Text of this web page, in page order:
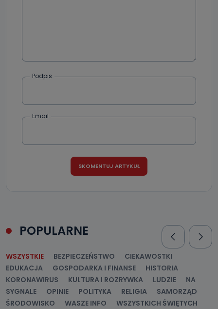
Podpis
Email
POPULARNE
WSZYSTKIE BEZPIECZEŃSTWO
CIEKAWOSTKI
EDUKACJA
GOSPODARKA I FINANSE
HISTORIA
KORONAWIRUS
KULTURA I ROZRYWKA LUDZIE
NA
SYGNALE
OPINIE POLITYKA RELIGIA
SAMORZĄD
ŚRODOWISKO
WASZE INFO
WSZYSTKICH ŚWIĘTYCH